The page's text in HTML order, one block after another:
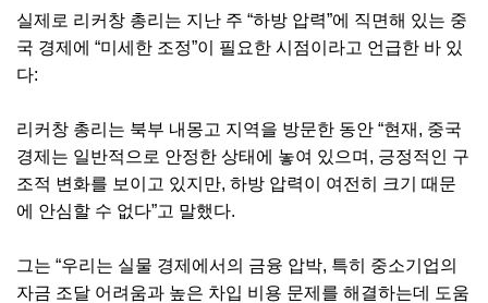
실제로 리커창 총리는 지난 주 “하방 압력”에 직면해 있는 중
국 경제에 “미세한 조정”이 필요한 시점이라고 언급한 바 있
다:
리커창 총리는 북부 내몽고 지역을 방문한 동안 “현재, 중국
경제는 일반적으로 안정한 상태에 놓여 있으며, 긍정적인 구
조적 변화를 보이고 있지만, 하방 압력이 여전히 크기 때문
에 안심할 수 없다”고 말했다.
그는 “우리는 실물 경제에서의 금융 압박, 특히 중소기업의
자금 조달 어려움과 높은 차입 비용 문제를 해결하는데 도움